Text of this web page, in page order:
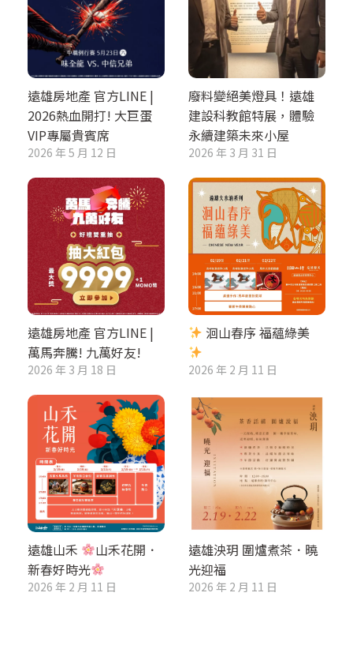
遠雄房地產 官方LINE |
2026熱血開打! 大巨蛋
VIP專屬貴賓席
2026 年 5 月 12 日
廢料變絕美燈具！遠雄
建設科教館特展，體驗
永續建築未來小屋
2026 年 3 月 31 日
遠雄房地產 官方LINE |
萬馬奔騰! 九萬好友!
2026 年 3 月 18 日
洄山春序 福蘊綠美
2026 年 2 月 11 日
遠雄山禾
山禾花開．
新春好時光
2026 年 2 月 11 日
遠雄泱玥 圍爐煮茶．曉
光迎福
2026 年 2 月 11 日